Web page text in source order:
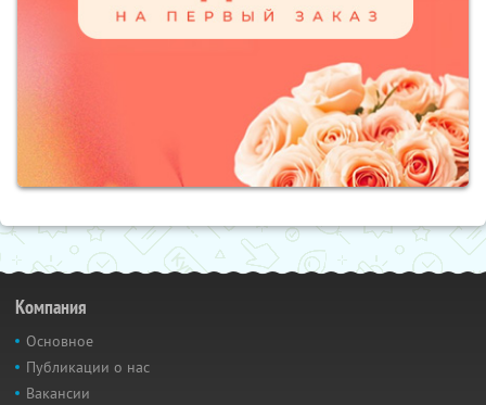
Компания
Основное
Публикации о нас
Вакансии